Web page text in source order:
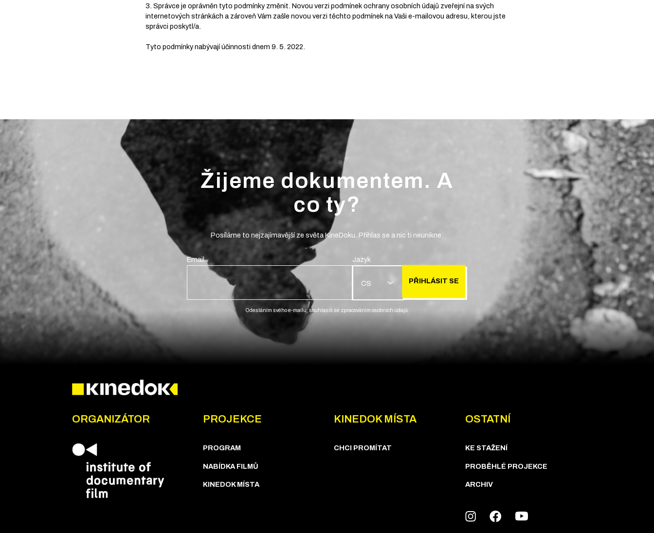
3. Správce je oprávněn tyto podmínky změnit. Novou verzi podmínek ochrany osobních údajů zveřejní na svých
internetových stránkách a zároveň Vám zašle novou verzi těchto podmínek na Vaši e-mailovou adresu, kterou jste
správci poskytl/a.
Tyto podmínky nabývají účinnosti dnem 9. 5. 2022.
Žijeme dokumentem. A
co ty?
Posíláme to nejzajímavější ze světa KineDoku. Přihlas se a nic ti neunikne.
Email Jazyk
CS PŘIHLÁSIT SE
Odesláním svého e-mailu, souhlasíš se zpracováním osobních údajů.
ORGANIZÁTOR PROJEKCE
PROGRAM
NABÍDKA FILMŮ
KINEDOK MÍSTA
KINEDOK MÍSTA
CHCI PROMÍTAT
OSTATNÍ
KE STAŽENÍ
PROBĚHLÉ PROJEKCE
ARCHIV